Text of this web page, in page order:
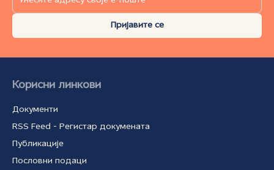
Пријавите се
Корисни линкови
Документи
RSS Feed - Регистар докумената
Публикације
Пословни подаци